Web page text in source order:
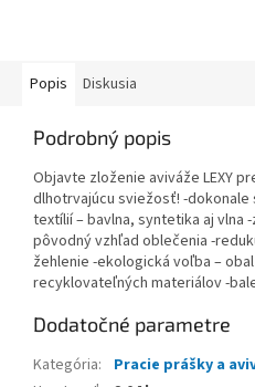
Popis Diskusia
Podrobný popis
Objavte zloženie aviváže LEXY
dlhotrvajúcu sviežosť! -
textílií – bavlna, syntetika aj vlna
pôvodný vzhľad oblečenia -
žehlenie -ekologická voľba –
recyklovateľných materiálov -
Dodatočné parametre
Kategória:
Pracie prášky a